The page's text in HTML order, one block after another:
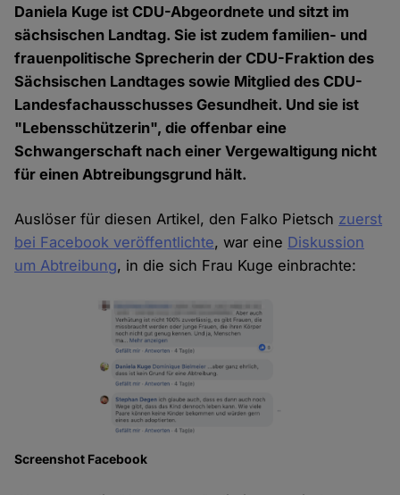
Daniela Kuge ist CDU-Abgeordnete und sitzt im
sächsischen Landtag. Sie ist zudem familien- und
frauenpolitische Sprecherin der CDU-Fraktion des
Sächsischen Landtages sowie Mitglied des CDU-
Landesfachausschusses Gesundheit. Und sie ist
"Lebensschützerin", die offenbar eine
Schwangerschaft nach einer Vergewaltigung nicht
für einen Abtreibungsgrund hält.
Auslöser für diesen Artikel, den Falko Pietsch zuerst
bei Facebook veröffentlichte, war eine Diskussion
um Abtreibung, in die sich Frau Kuge einbrachte:
Screenshot Facebook